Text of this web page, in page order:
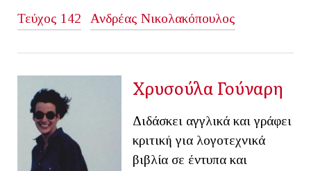
Τεύχος 142 Ανδρέας Νικολακόπουλος
Χρυσούλα Γούναρη
Διδάσκει αγγλικά και γράφει
κριτική για λογοτεχνικά
βιβλία σε έντυπα και